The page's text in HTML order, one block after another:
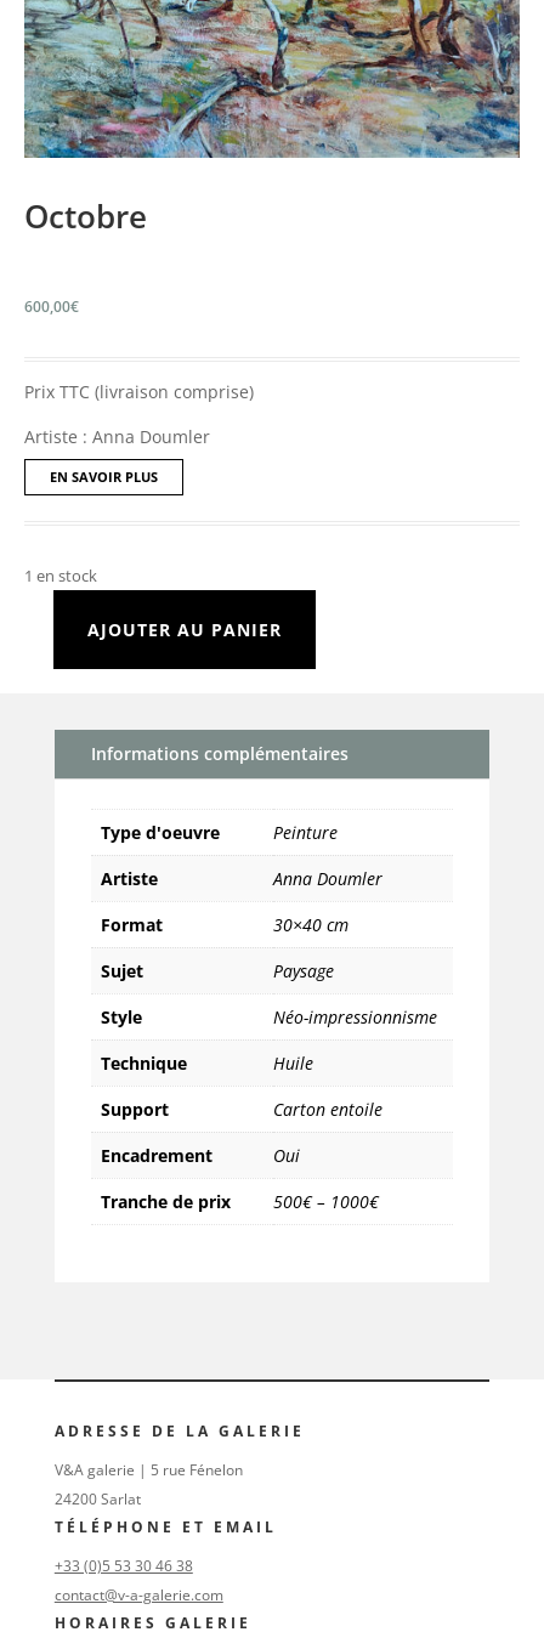
Octobre
600,00€
Prix TTC (livraison comprise)
Artiste : Anna Doumler
EN SAVOIR PLUS
1 en stock
quantité
AJOUTER AU PANIER
Informations complémentaires
Type d'oeuvre
Peinture
Artiste
Anna Doumler
Format
30×40 cm
Sujet
Paysage
Style
Néo-impressionnisme
Technique
Huile
Support
Carton entoile
Encadrement
Oui
Tranche de prix
500€ – 1000€
ADRESSE DE LA GALERIE
V&A galerie | 5 rue Fénelon
24200 Sarlat
TÉLÉPHONE ET EMAIL
+33 (0)5 53 30 46 38
contact@v-a-galerie.com
HORAIRES GALERIE